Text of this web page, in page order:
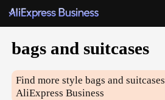
bags and suitcases
Find more stylebags and suitcases
AliExpress Business